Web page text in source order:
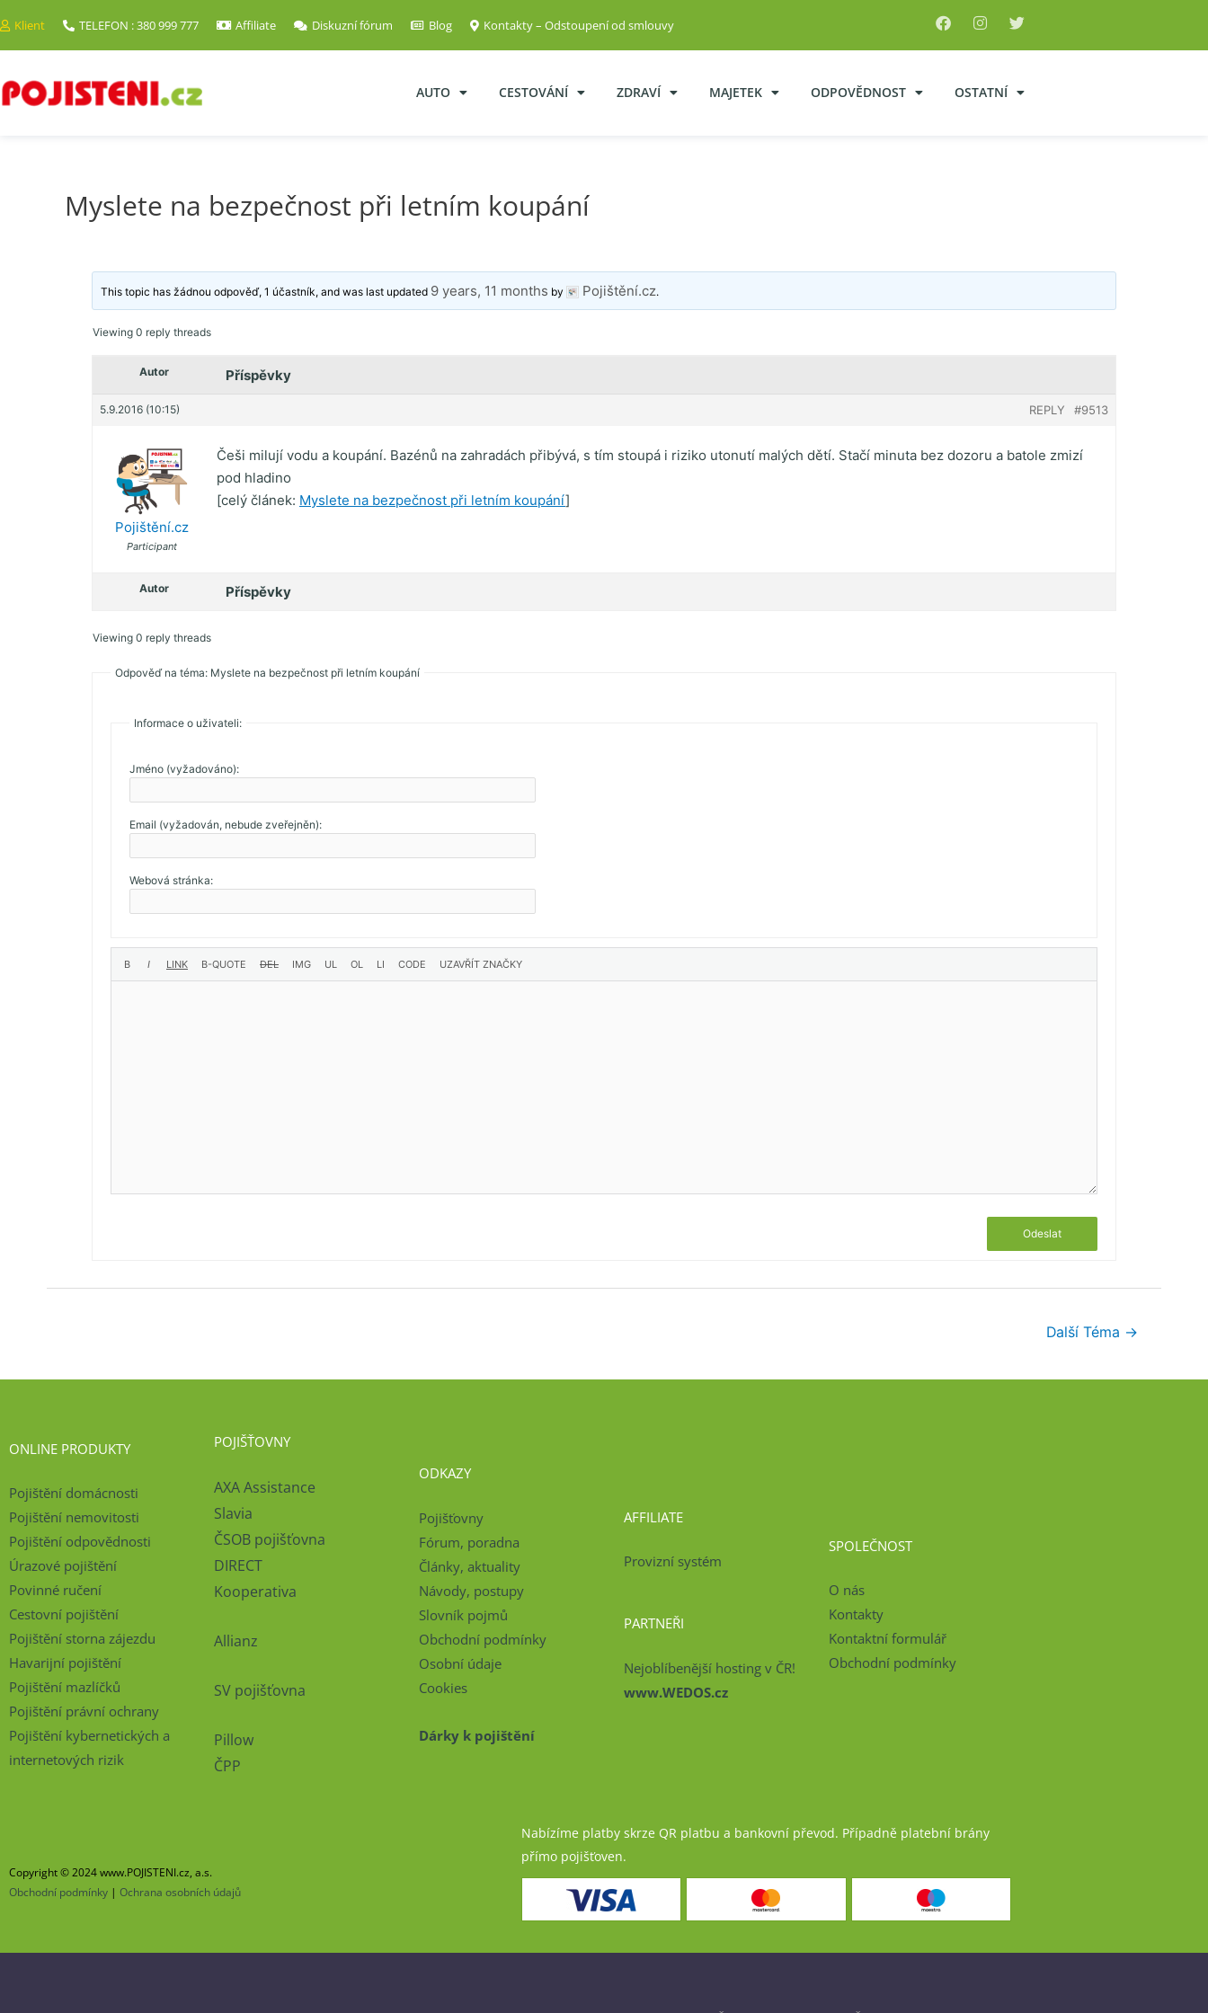
Klient TELEFON : 380 999 777 Affiliate Diskuzní fórum Blog Kontakty – Odstoupení od smlouvy
AUTO CESTOVÁNÍ ZDRAVÍ MAJETEK ODPOVĚDNOST OSTATNÍ
Myslete na bezpečnost při letním koupání
This topic has žádnou odpověď, 1 účastník, and was last updated 9 years, 11 months by Pojištění.cz.
Viewing 0 reply threads
Autor Příspěvky
5.9.2016 (10:15) #9513
REPLY
Pojištění.cz
Participant
Češi milují vodu a koupání. Bazénů na zahradách přibývá, s tím stoupá i riziko utonutí malých dětí. Stačí minuta bez dozoru a batole zmizí
pod hladino
[celý článek: Myslete na bezpečnost při letním koupání]
Autor Příspěvky
Viewing 0 reply threads
Odpověď na téma: Myslete na bezpečnost při letním koupání
Informace o uživateli:
Jméno (vyžadováno):
Email (vyžadován, nebude zveřejněn):
Webová stránka:
Odeslat
Další Téma →
ONLINE PRODUKTY
Pojištění domácnosti
Pojištění nemovitosti
Pojištění odpovědnosti
Úrazové pojištění
Povinné ručení
Cestovní pojištění
Pojištění storna zájezdu
Havarijní pojištění
Pojištění mazlíčků
Pojištění právní ochrany
Pojištění kybernetických a
internetových rizik
POJIŠŤOVNY
AXA Assistance
Slavia
ČSOB pojišťovna
DIRECT
Kooperativa
Allianz
SV pojišťovna
Pillow
ČPP
ODKAZY
Pojišťovny
Fórum, poradna
Články, aktuality
Návody, postupy
Slovník pojmů
Obchodní podmínky
Osobní údaje
Cookies
Dárky k pojištění
AFFILIATE
Provizní systém
PARTNEŘI
Nejoblíbenější hosting v ČR!
www.WEDOS.cz
SPOLEČNOST
O nás
Kontakty
Kontaktní formulář
Obchodní podmínky
Copyright © 2024 www.POJISTENI.cz, a.s.
Obchodní podmínky | Ochrana osobních údajů
Nabízíme platby skrze QR platbu a bankovní převod. Případně platební brány
přímo pojišťoven.